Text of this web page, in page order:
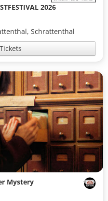
2026
Schrattenthal
Mystery